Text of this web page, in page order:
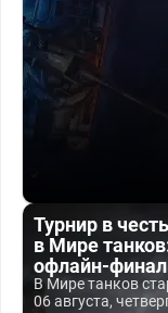
Турнир в
в Мире
офлайн-финал
В Мире танков
06 августа,